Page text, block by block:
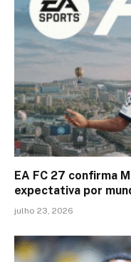
EA FC 27 confirma
expectativa por
julho 23, 2026